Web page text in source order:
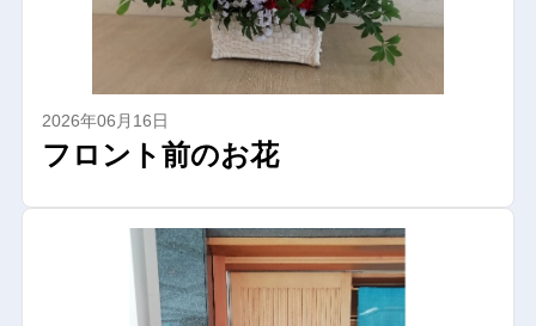
2026年06月16日
フロント前のお花